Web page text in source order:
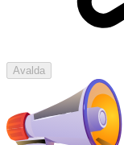
Avalda